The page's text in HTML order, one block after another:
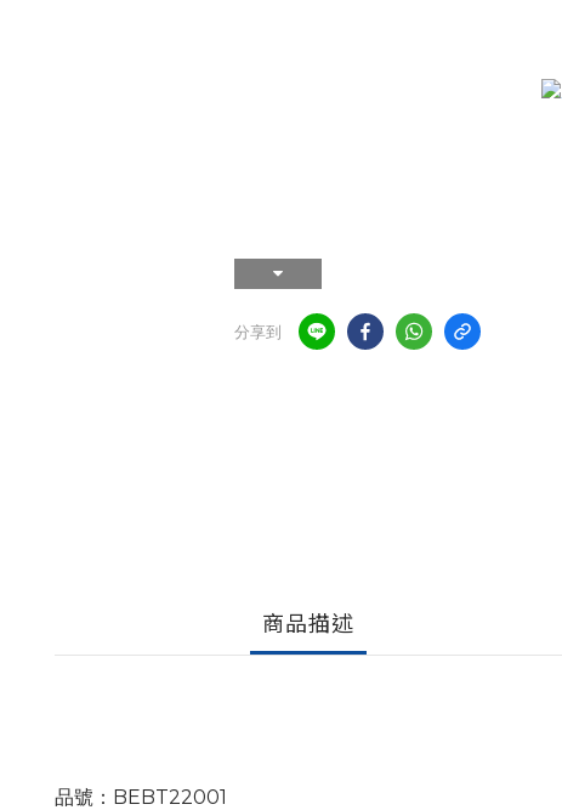
分享到
商品描述
品號：BEBT22001